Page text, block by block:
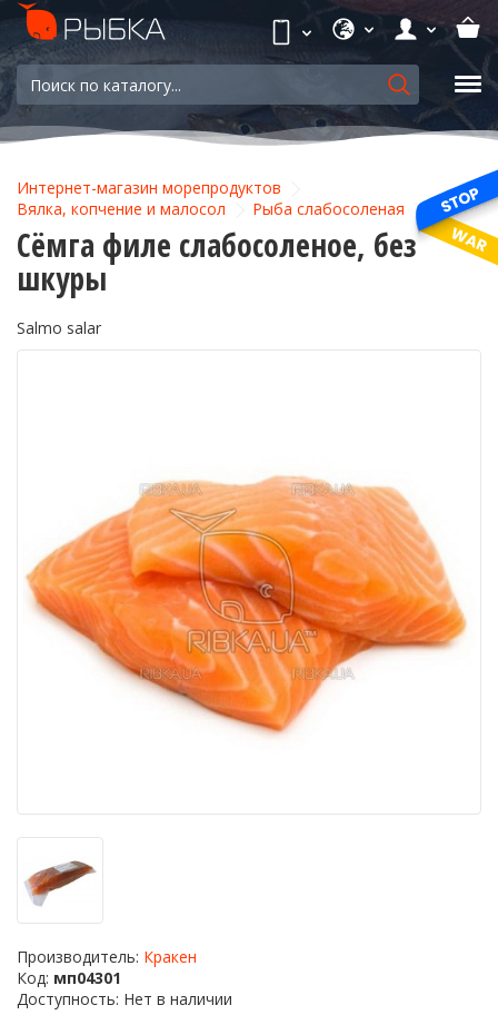
Интернет-магазин морепродуктов
Вялка, копчение и малосол
Рыба слабосоленая
Сёмга филе слабосоленое, без
шкуры
Salmo salar
Производитель: Кракен
Код: мп04301
Доступность: Нет в наличии